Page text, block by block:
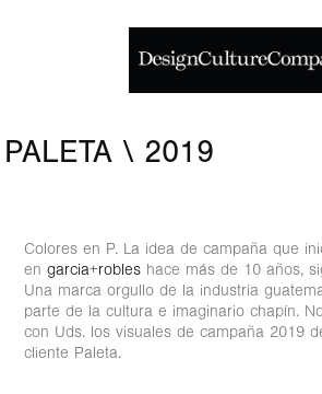
PALETA \ 2019
Colores en P. La idea de campaña que
engarcia+robles hace más de 10 años,
Una marca orgullo de la industria
parte de la cultura e imaginario chapín.
con Uds. los visuales de campaña 2019
cliente Paleta.